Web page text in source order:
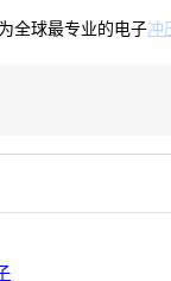
全球最专业的电子冲